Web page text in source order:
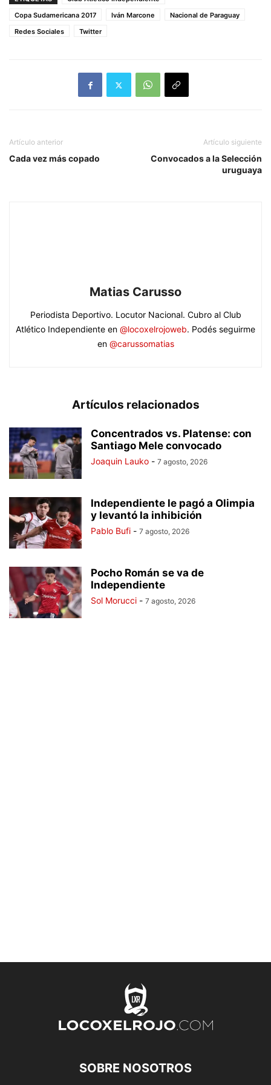
Copa Sudamericana 2017
Iván Marcone
Nacional de Paraguay
Redes Sociales
Twitter
Artículo anterior
Cada vez más copado
Artículo siguiente
Convocados a la Selección
uruguaya
Matias Carusso
Periodista Deportivo. Locutor Nacional. Cubro al Club
Atlético Independiente en @locoxelrojoweb. Podés seguirme
en @carussomatias
Artículos relacionados
Concentrados vs. Platense: con
Santiago Mele convocado
Joaquin Lauko - 7 agosto, 2026
Independiente le pagó a Olimpia
y levantó la inhibición
Pablo Bufi - 7 agosto, 2026
Pocho Román se va de
Independiente
Sol Morucci - 7 agosto, 2026
SOBRE NOSOTROS